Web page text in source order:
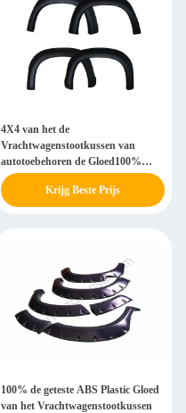
4X4 van het de
Vrachtwagenstootkussen van
autotoebehoren de Gloed100%
Onderdeel voor Mitsubishi Triton
L200
Krijg Beste Prijs
100% de geteste ABS Plastic Gloed
van het Vrachtwagenstootkussen